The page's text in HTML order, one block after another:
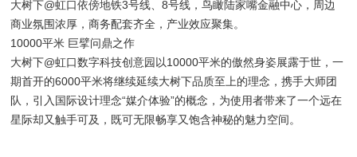
大树下@虹口依傍地铁3号线、8号线，鸟瞰陆家嘴金融中心，周边
商业氛围浓厚，商务配套齐全，产业效应聚集。
10000平米 巨擘问鼎之作
大树下@虹口数字科技创意园以10000平米的傲然身姿展露于世，一
期首开的6000平米将继续延续大树下品质至上的理念，携手大师团
队，引入国际设计理念“媒介体验”的概念，为使用者带来了一个远在
星际却又触手可及，既可无限畅享又饱含神秘的魅力空间。